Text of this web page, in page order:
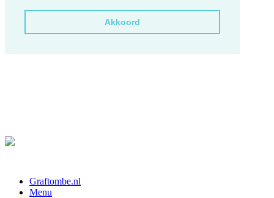
Akkoord
Graftombe.nl
Menu